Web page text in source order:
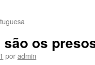
os
poradmin